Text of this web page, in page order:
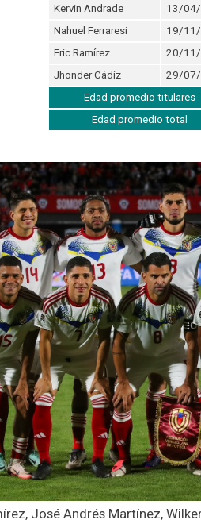
Kervin Andrade
13/
Nahuel Ferraresi
19/
Eric Ramírez
20/
Jhonder Cádiz
29/
Edad promedio titulares
Edad promedio total
José Andrés Martínez,